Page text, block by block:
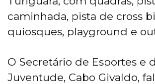
caminhada, pista de cross
quiosques, playground e
O Secretário de Esportes e
Juventude, Cabo Givaldo,